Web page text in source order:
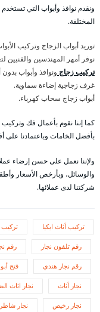
ونقدم نوافذ وأبواب التي
المختلفة.
توريد أبواب الزجاج وتركيب
نوفر أمهر المهندسين والفنيين
تركيب زجاج ونوافذ وأبواب
غرف زجاجية إضاءة سماوية.
أبواب زجاج سحاب كهرباء.
كما إننا نقوم بأعمال فك وتركيب
بأفضل الخامات وباعتمادنا على
ولإننا نعمل على حسن إرضاء
والوسائل، وبأرخص الأسعار
شركتنا لدى عملائها.
تركيب أثاث ايكيا تركيب
رقم تلفون نجار رقم
رقم نجار هندي فتح
نجار أثاث نجار اثاث
نجار رخيص نجار شاطر